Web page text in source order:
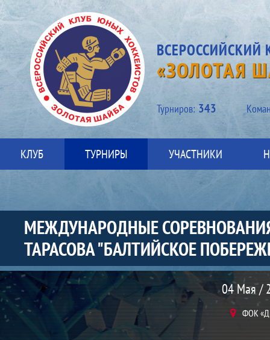
«ЗОЛОТАЯ
Турниров: 343
КЛУБ ТУРНИРЫ УЧАСТНИКИ
МЕЖДУНАРОДНЫЕ
ТАРАСОВА "БАЛТИЙСКОЕ
Матч
04 Мая /
ФОК